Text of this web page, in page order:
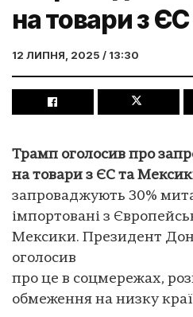
на товари з
12 ЛИПНЯ, 2025 / 13:30
Трамп оголосив про
на товари з ЄС та
запроваджують 30%
імпортовані з
Мексики. Президент
оголосив
про це в соцмережах,
обмеження на низку